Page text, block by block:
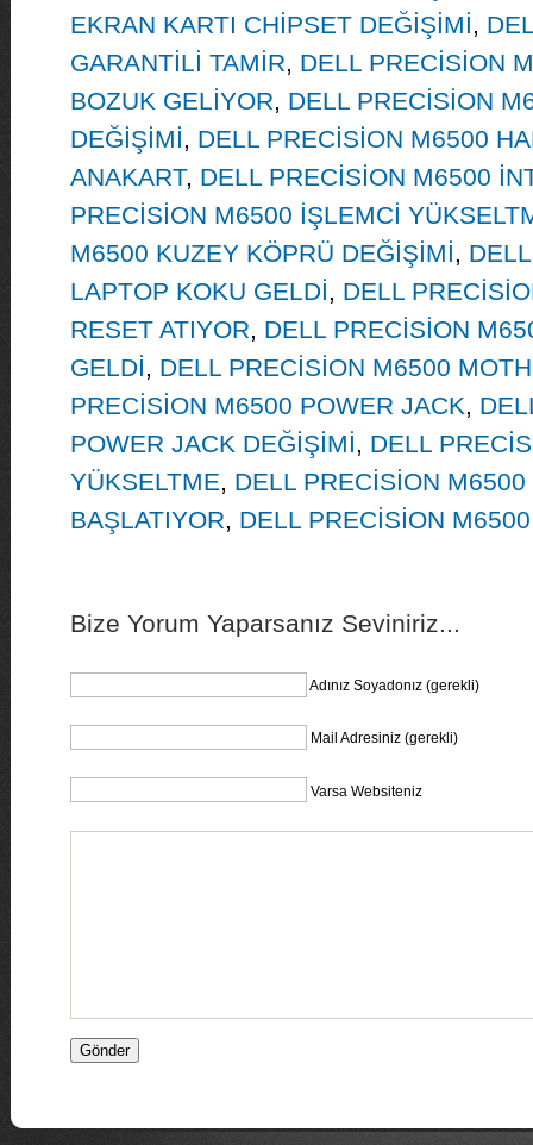
EKRAN KARTI CHİPSET DEĞİŞİMİ,
GARANTİLİ TAMİR, DELL PRECİSİON
BOZUK GELİYOR, DELL PRECİSİON
DEĞİŞİMİ, DELL PRECİSİON M6500
ANAKART, DELL PRECİSİON M6500
PRECİSİON M6500 İŞLEMCİ
M6500 KUZEY KÖPRÜ DEĞİŞİMİ,
LAPTOP KOKU GELDİ, DELL
RESET ATIYOR, DELL PRECİSİON
GELDİ, DELL PRECİSİON M6500
PRECİSİON M6500 POWER JACK,
POWER JACK DEĞİŞİMİ, DELL
YÜKSELTME, DELL PRECİSİON
BAŞLATIYOR, DELL PRECİSİON
Bize Yorum Yaparsanız Seviniriz...
Adınız Soyadonız (gerekli)
Mail Adresiniz (gerekli)
Varsa Websiteniz